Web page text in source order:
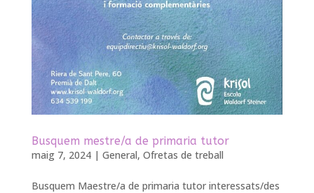
Busquem mestre/a de primaria tutor
maig 7, 2024| General, Ofretas de treball
Busquem Maestre/a de primaria tutor interessats/des